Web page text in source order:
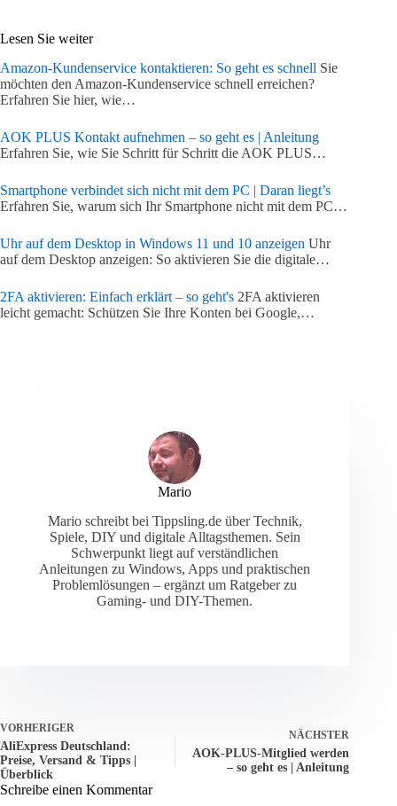
Lesen Sie weiter
Amazon-Kundenservice kontaktieren: So geht es schnell Sie
möchten den Amazon-Kundenservice schnell erreichen?
Erfahren Sie hier, wie…
AOK PLUS Kontakt aufnehmen – so geht es | Anleitung
Erfahren Sie, wie Sie Schritt für Schritt die AOK PLUS…
Smartphone verbindet sich nicht mit dem PC | Daran liegt’s
Erfahren Sie, warum sich Ihr Smartphone nicht mit dem PC…
Uhr auf dem Desktop in Windows 11 und 10 anzeigen Uhr
auf dem Desktop anzeigen: So aktivieren Sie die digitale…
2FA aktivieren: Einfach erklärt – so geht's 2FA aktivieren
leicht gemacht: Schützen Sie Ihre Konten bei Google,…
Mario
Mario schreibt bei Tippsling.de über Technik,
Spiele, DIY und digitale Alltagsthemen. Sein
Schwerpunkt liegt auf verständlichen
Anleitungen zu Windows, Apps und praktischen
Problemlösungen – ergänzt um Ratgeber zu
Gaming- und DIY-Themen.
VORHERIGER
AliExpress Deutschland:
Preise, Versand & Tipps |
Überblick
NÄCHSTER
AOK-PLUS‑Mitglied werden
– so geht es | Anleitung
Schreibe einen Kommentar